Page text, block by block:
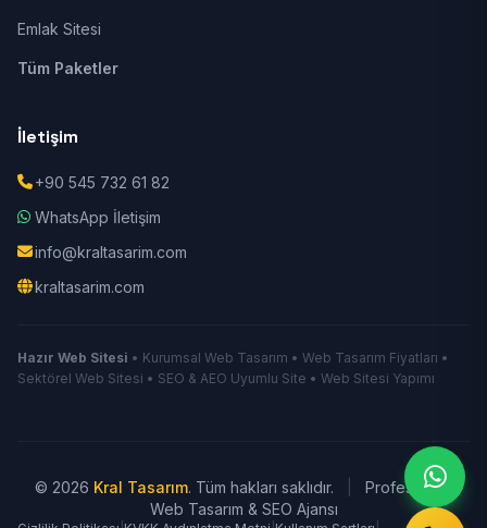
Emlak Sitesi
Tüm Paketler
İletişim
+90 545 732 61 82
WhatsApp İletişim
info@kraltasarim.com
kraltasarim.com
Hazır Web Sitesi • Kurumsal Web Tasarım • Web Tasarım Fiyatları •
Sektörel Web Sitesi • SEO & AEO Uyumlu Site • Web Sitesi Yapımı
© 2026 Kral Tasarım. Tüm hakları saklıdır.
Profesyonel
Web Tasarım & SEO Ajansı